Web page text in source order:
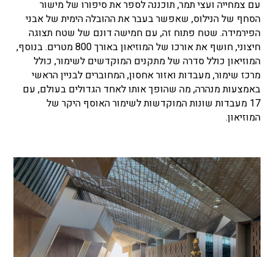
עם צמחייה ועצי תמר, תוכננה לספר את סיפורו של מישור
הסחף של הנילוס, שאפשר בעבר את ההובלה הימית של אבני
הפירמידה. שטח פתוח זה, עם חמישה דונם של שטח תצוגה
חיצוני, חושף את אורכו של המוזיאון באורך 800 מטרים. בנוסף,
המוזיאון כולל סדרה של מתקנים המוקדשים לשימור, כולל
מרכז שימור, מעבדות ואזור אחסון, המחוברים לבניין הראשי
באמצעות מנהרה, מה שהופך אותו לאחד הגדולים בעולם, עם
17 מעבדות שונות המוקדשות לשימור האוסף היקר של
המוזיאון.